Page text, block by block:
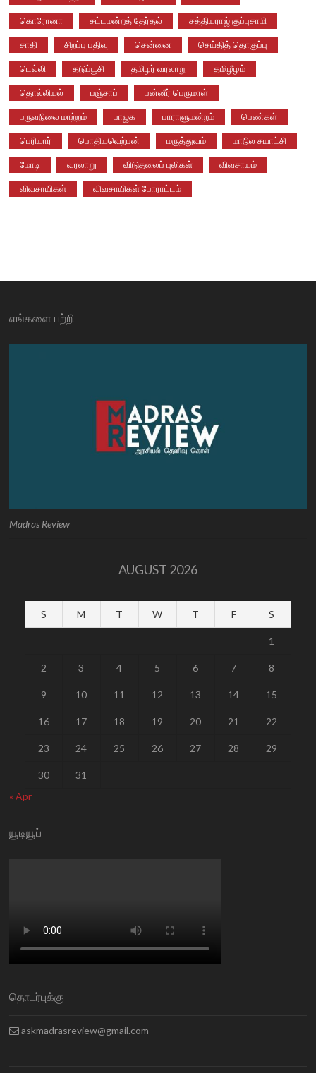
கொரோனா சட்டமன்றத் தேர்தல் சத்தியராஜ் குப்புசாமி
சாதி சிறப்பு பதிவு சென்னை செய்தித் தொகுப்பு
டெல்லி தடுப்பூசி தமிழர் வரலாறு தமிழீழம்
தொல்லியல் பஞ்சாப் பன்னீர் பெருமாள்
பருவநிலை மாற்றம் பாஜக பாராளுமன்றம் பெண்கள்
பெரியார் பொதியவெற்பன் மருத்துவம் மாநில சுயாட்சி
மோடி வரலாறு விடுதலைப் புலிகள் விவசாயம்
விவசாயிகள் விவசாயிகள் போராட்டம்
எங்களை பற்றி
Madras Review
AUGUST 2026
S M T W T F S
1
2 3 4 5 6 7 8
9 10 11 12 13 14 15
16 17 18 19 20 21 22
23 24 25 26 27 28 29
30
31
« Apr
யூடியூப்
தொடர்புக்கு
askmadrasreview@gmail.com